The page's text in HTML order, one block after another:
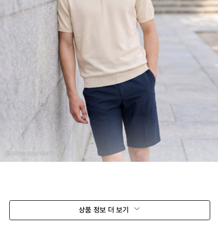
상품 정보 더 보기